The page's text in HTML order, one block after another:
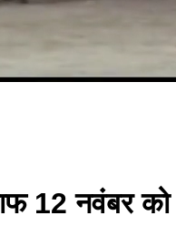
12 नवंबर